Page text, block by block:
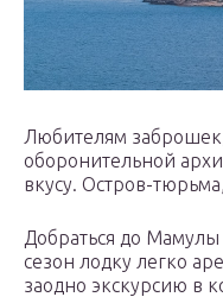
Любителям
оборонительной
вкусу. Остров-
Добраться до
сезон лодку легко
заодно экскурсию в